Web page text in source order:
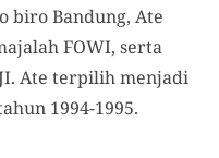
biro Bandung, Ate
FOWI, serta
Ate terpilih menjadi
1994-1995.